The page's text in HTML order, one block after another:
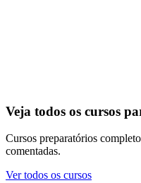
Veja todos os cursos
Cursos preparatórios
comentadas.
Ver todos os cursos